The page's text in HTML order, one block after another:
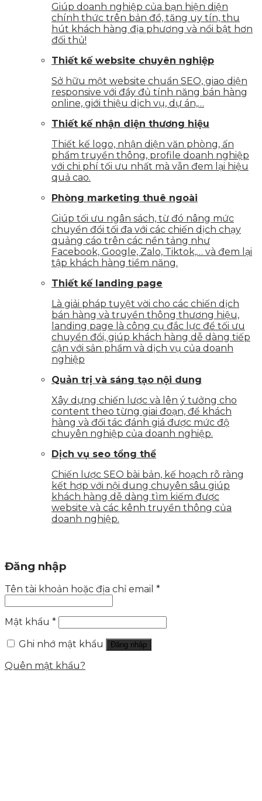
Giúp doanh nghiệp của bạn hiện diện
chính thức trên bản đồ, tăng uy tín, thu
hút khách hàng địa phương và nổi bật hơn
đối thủ!
Thiết kế website chuyên nghiệp
Sở hữu một website chuẩn SEO, giao diện
responsive với đầy đủ tính năng bán hàng
online, giới thiệu dịch vụ, dự án,…
Thiết kế nhận diện thương hiệu
Thiết kế logo, nhận diện văn phòng, ấn
phẩm truyền thông, profile doanh nghiệp
với chi phí tối ưu nhất mà vẫn đem lại hiệu
quả cao.
Phòng marketing thuê ngoài
Giúp tối ưu ngân sách, từ đó nâng mức
chuyển đổi tối đa với các chiến dịch chạy
quảng cáo trên các nền tảng như
Facebook, Google, Zalo, Tiktok,… và đem lại
tập khách hàng tiềm năng.
Thiết kế landing page
Là giải pháp tuyệt vời cho các chiến dịch
bán hàng và truyền thông thương hiệu,
landing page là công cụ đắc lực để tối ưu
chuyển đổi, giúp khách hàng dễ dàng tiếp
cận với sản phẩm và dịch vụ của doanh
nghiệp
Quản trị và sáng tạo nội dung
Xây dựng chiến lược và lên ý tưởng cho
content theo từng giai đoạn, để khách
hàng và đối tác đánh giá được mức độ
chuyên nghiệp của doanh nghiệp.
Dịch vụ seo tổng thể
Chiến lược SEO bài bản, kế hoạch rõ ràng
kết hợp với nội dung chuyên sâu giúp
khách hàng dễ dàng tìm kiếm được
website và các kênh truyền thông của
doanh nghiệp.
Đăng nhập
Tên tài khoản hoặc địa chỉ email *
Mật khẩu *
Ghi nhớ mật khẩu
Đăng nhập
Quên mật khẩu?